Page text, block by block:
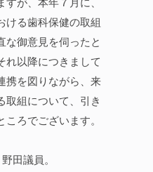
ける歯科保健の取組
な御意見を伺ったと
れ以降につきまして
携を図りながら、来
取組について、引き
ろでございます。
田議員。